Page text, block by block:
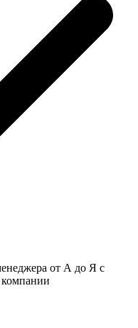
от А до Я с
компании